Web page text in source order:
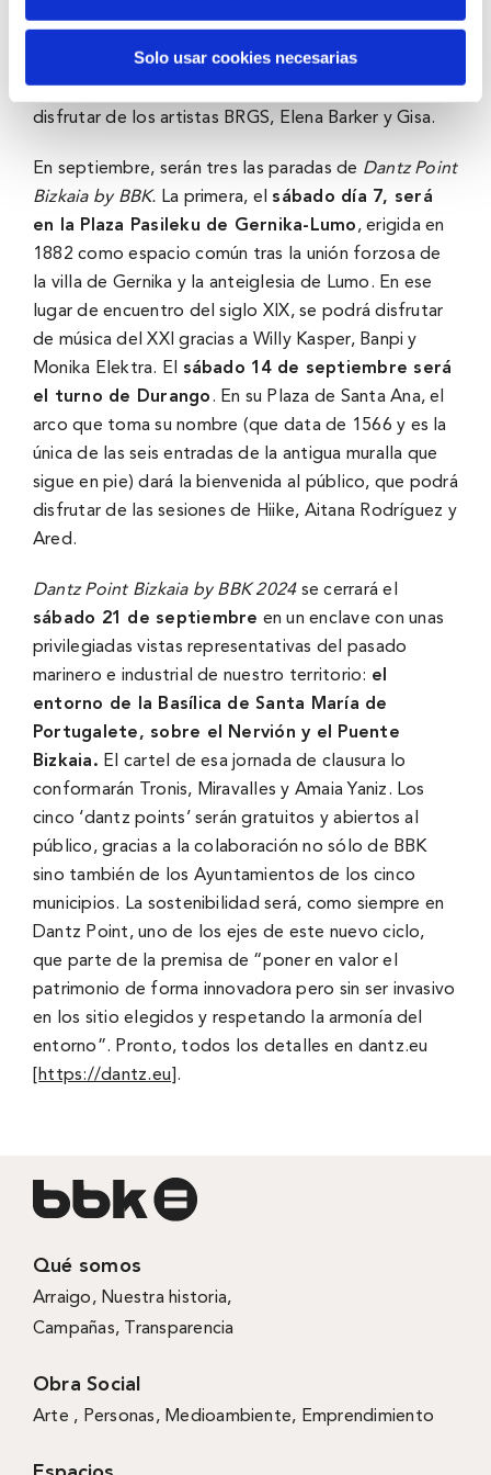
Solo usar cookies necesarias
semana después, el viernes 30 de agosto, el ciclo
recalará en Elorrio, en pleno Parque Ganondo, el
pulmón verde de la localidad y con el casco antiguo
a sus espaldas. En este entorno el público podrá
disfrutar de los artistas BRGS, Elena Barker y Gisa.
En septiembre, serán tres las paradas de Dantz Point
Bizkaia by BBK. La primera, el sábado día 7, será
en la Plaza Pasileku de Gernika-Lumo, erigida en
1882 como espacio común tras la unión forzosa de
la villa de Gernika y la anteiglesia de Lumo. En ese
lugar de encuentro del siglo XIX, se podrá disfrutar
de música del XXI gracias a Willy Kasper, Banpi y
Monika Elektra. El sábado 14 de septiembre será
el turno de Durango. En su Plaza de Santa Ana, el
arco que toma su nombre (que data de 1566 y es la
única de las seis entradas de la antigua muralla que
sigue en pie) dará la bienvenida al público, que podrá
disfrutar de las sesiones de Hiike, Aitana Rodríguez y
Ared.
Dantz Point Bizkaia by BBK 2024se cerrará el
sábado 21 de septiembre en un enclave con unas
privilegiadas vistas representativas del pasado
marinero e industrial de nuestro territorio: el
entorno de la Basílica de Santa María de
Portugalete, sobre el Nervión y el Puente
Bizkaia. El cartel de esa jornada de clausura lo
conformarán Tronis, Miravalles y Amaia Yaniz. Los
cinco ‘dantz points’ serán gratuitos y abiertos al
público, gracias a la colaboración no sólo de BBK
sino también de los Ayuntamientos de los cinco
municipios. La sostenibilidad será, como siempre en
Dantz Point, uno de los ejes de este nuevo ciclo,
que parte de la premisa de “poner en valor el
patrimonio de forma innovadora pero sin ser invasivo
en los sitio elegidos y respetando la armonía del
entorno”. Pronto, todos los detalles en dantz.eu
[https://dantz.eu ].
Qué somos
Arraigo, Nuestra historia,
Campañas, Transparencia
Obra Social
Arte , Personas, Medioambiente, Emprendimiento